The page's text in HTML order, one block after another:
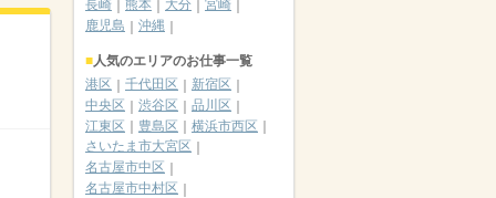
長崎
熊本 大分
宮崎
鹿児島
沖縄
人気のエリアのお仕事一覧
港区
千代田区
新宿区
中央区
渋谷区
品川区
江東区
豊島区
横浜市西区
さいたま市大宮区
名古屋市中区
名古屋市中村区